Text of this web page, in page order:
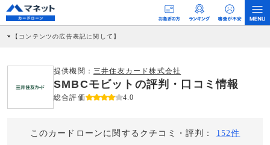
【コンテンツの広告表記に関して】
社に対して企業から紹介報酬が支払われるという収益モデルです。 ただし、特定の
商品を根拠なくPRするものではなく、当編集部の調査／ユーザーへの口コミ収集な
どに基づき、公平性を担保した情報提供を行っています。
提供機関： 三井住友カード株式会社
SMBCモビットの評判・口コミ情報
総合評価 4.0
このカードローンに関するクチコミ・評判： 152件